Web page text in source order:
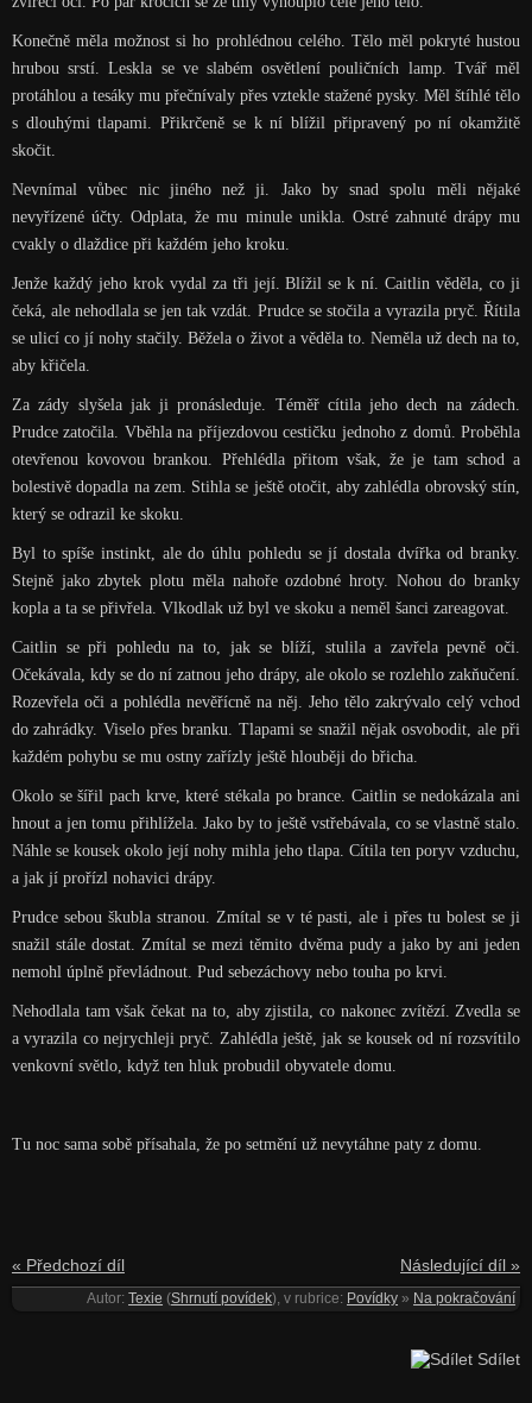
Konečně měla možnost si ho prohlédnou celého. Tělo měl pokryté hustou
hrubou srstí. Leskla se ve slabém osvětlení pouličních lamp. Tvář měl
protáhlou a tesáky mu přečnívaly přes vztekle stažené pysky. Měl štíhlé tělo
s dlouhými tlapami. Přikrčeně se k ní blížil připravený po ní okamžitě
skočit.
Nevnímal vůbec nic jiného než ji. Jako by snad spolu měli nějaké
nevyřízené účty. Odplata, že mu minule unikla. Ostré zahnuté drápy mu
cvakly o dlaždice při každém jeho kroku.
Jenže každý jeho krok vydal za tři její. Blížil se k ní. Caitlin věděla, co ji
čeká, ale nehodlala se jen tak vzdát. Prudce se stočila a vyrazila pryč. Řítila
se ulicí co jí nohy stačily. Běžela o život a věděla to. Neměla už dech na to,
aby křičela.
Za zády slyšela jak ji pronásleduje. Téměř cítila jeho dech na zádech.
Prudce zatočila. Vběhla na příjezdovou cestičku jednoho z domů. Proběhla
otevřenou kovovou brankou. Přehlédla přitom však, že je tam schod a
bolestivě dopadla na zem. Stihla se ještě otočit, aby zahlédla obrovský stín,
který se odrazil ke skoku.
Byl to spíše instinkt, ale do úhlu pohledu se jí dostala dvířka od branky.
Stejně jako zbytek plotu měla nahoře ozdobné hroty. Nohou do branky
kopla a ta se přivřela. Vlkodlak už byl ve skoku a neměl šanci zareagovat.
Caitlin se při pohledu na to, jak se blíží, stulila a zavřela pevně oči.
Očekávala, kdy se do ní zatnou jeho drápy, ale okolo se rozlehlo zakňučení.
Rozevřela oči a pohlédla nevěřícně na něj. Jeho tělo zakrývalo celý vchod
do zahrádky. Viselo přes branku. Tlapami se snažil nějak osvobodit, ale při
každém pohybu se mu ostny zařízly ještě hlouběji do břicha.
Okolo se šířil pach krve, které stékala po brance. Caitlin se nedokázala ani
hnout a jen tomu přihlížela. Jako by to ještě vstřebávala, co se vlastně stalo.
Náhle se kousek okolo její nohy mihla jeho tlapa. Cítila ten poryv vzduchu,
a jak jí prořízl nohavici drápy.
Prudce sebou škubla stranou. Zmítal se v té pasti, ale i přes tu bolest se ji
snažil stále dostat. Zmítal se mezi těmito dvěma pudy a jako by ani jeden
nemohl úplně převládnout. Pud sebezáchovy nebo touha po krvi.
Nehodlala tam však čekat na to, aby zjistila, co nakonec zvítězí. Zvedla se
a vyrazila co nejrychleji pryč. Zahlédla ještě, jak se kousek od ní rozsvítilo
venkovní světlo, když ten hluk probudil obyvatele domu.
Tu noc sama sobě přísahala, že po setmění už nevytáhne paty z domu.
« Předchozí díl Následující díl »
Autor:Texie (Shrnutí povídek), v rubrice: Povídky » Na pokračování
Sdílet